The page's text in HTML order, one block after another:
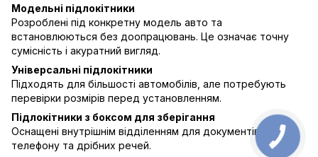
Модельні підлокітники
Розроблені під конкретну модель авто та
встановлюються без доопрацювань. Це означає точну
сумісність і акуратний вигляд.
Універсальні підлокітники
Підходять для більшості автомобілів, але потребують
перевірки розмірів перед установленням.
Підлокітники з боксом для зберігання
Оснащені внутрішнім відділенням для документів,
телефону та дрібних речей.